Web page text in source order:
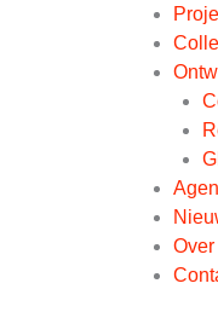
Over